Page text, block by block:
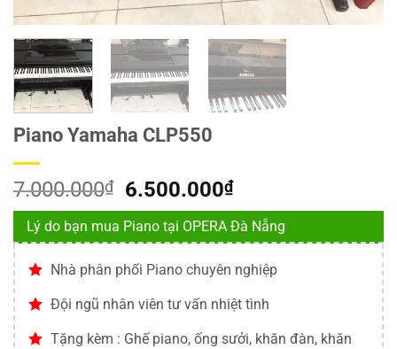
Piano Yamaha CLP550
7.000.000₫
Giá
gốc
là:
6.500.000₫Giá
hiện
tại
6.500.000₫.
Lý do bạn mua Piano tại OPERA Đà Nẵng
Nhà phân phối Piano chuyên nghiệp
Đội ngũ nhân viên tư vấn nhiệt tình
Tặng kèm : Ghế piano, ống sưởi, khăn đàn, khăn